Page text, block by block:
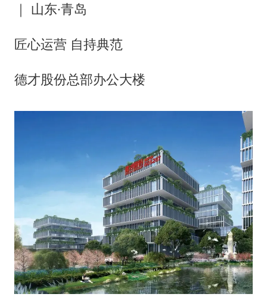
｜ 山东·青岛
匠心运营 自持典范
德才股份总部办公大楼